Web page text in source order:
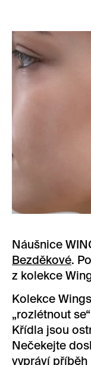
Náušnice
Bezděkové.
z kolekce
Kolekce
„rozlétnout
Křídla jsou
Nečekejte
vypráví příběh